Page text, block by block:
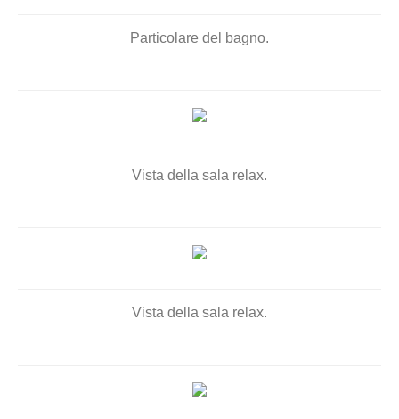
Particolare del bagno.
Vista della sala relax.
Vista della sala relax.